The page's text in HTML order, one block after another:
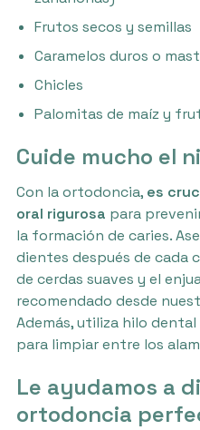
Frutos secos y semillas
Caramelos duros o
Chicles
Palomitas de maíz y
Cuide mucho el
Con la ortodoncia, es
oral rigurosa para
la formación de caries.
dientes después de cada
de cerdas suaves y el
recomendado desde
Además, utiliza hilo
para limpiar entre los
Le ayudamos a
ortodoncia